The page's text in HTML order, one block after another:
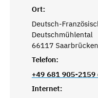
Ort:
Deutsch-
Deutschmühlental
66117 Saarbrücken
Telefon:
+49 681 905-
Internet: